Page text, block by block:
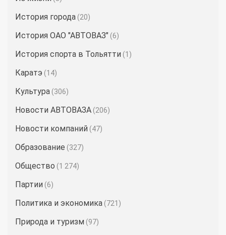
История города (20)
История ОАО "АВТОВАЗ" (6)
История спорта в Тольятти (1)
Каратэ (14)
Культура (306)
Новости АВТОВАЗА (206)
Новости компаний (47)
Образование (327)
Общество (1 274)
Партии (6)
Политика и экономика (721)
Природа и туризм (97)